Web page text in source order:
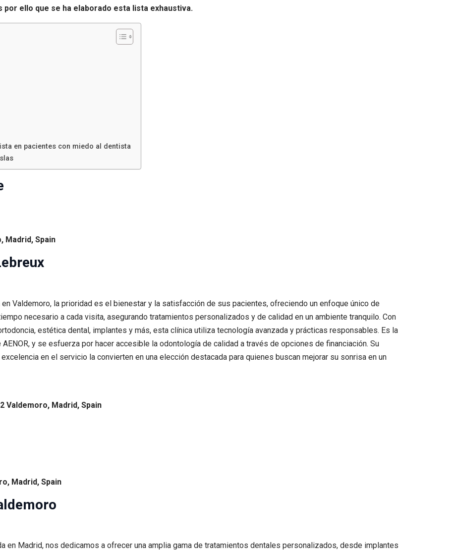
ello que se ha elaborado esta lista exhaustiva.
en pacientes con miedo al dentista
Madrid, Spain
en Valdemoro, la prioridad es el bienestar y la satisfacción de sus pacientes, ofreciendo un enfoque único de
necesario a cada visita, asegurando tratamientos personalizados y de calidad en un ambiente tranquilo. Con
estética dental, implantes y más, esta clínica utiliza tecnología avanzada y prácticas responsables. Es la
y se esfuerza por hacer accesible la odontología de calidad a través de opciones de financiación. Su
en el servicio la convierten en una elección destacada para quienes buscan mejorar su sonrisa en un
Valdemoro, Madrid, Spain
Madrid, Spain
en Madrid, nos dedicamos a ofrecer una amplia gama de tratamientos dentales personalizados, desde implantes